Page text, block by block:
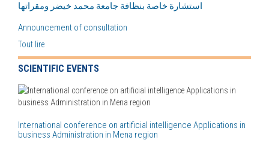
استشارة خاصة بنظافة جامعة محمد خيضر ومقراتها
Announcement of consultation
Tout lire
SCIENTIFIC EVENTS
International conference on artificial intelligence Applications in
business Administration in Mena region